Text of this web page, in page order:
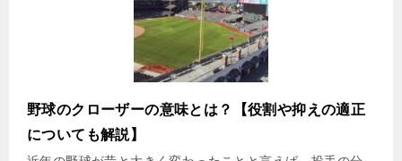
野球のクローザーの意味とは？【役割や抑えの適正
についても解説】